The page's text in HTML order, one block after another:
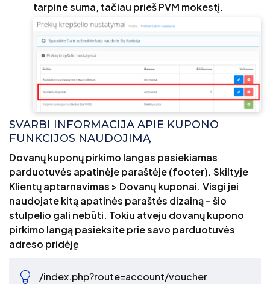
tarpine suma, tačiau prieš PVM mokestį.
SVARBI INFORMACIJA APIE KUPONO
FUNKCIJOS NAUDOJIMĄ
Dovanų kuponų pirkimo langas pasiekiamas
parduotuvės apatinėje paraštėje (footer). Skiltyje
Klientų aptarnavimas > Dovanų kuponai. Visgi jei
naudojate kitą apatinės paraštės dizainą – šio
stulpelio gali nebūti. Tokiu atveju dovanų kupono
pirkimo langą pasieksite prie savo parduotuvės
adreso pridėję
/index.php?route=account/voucher